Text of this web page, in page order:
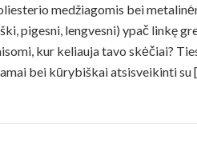
medžiagomis bei
pigesni, lengvesni) ypač linkę
kur keliauja tavo skėčiai?
bei kūrybiškai atsisveikinti su